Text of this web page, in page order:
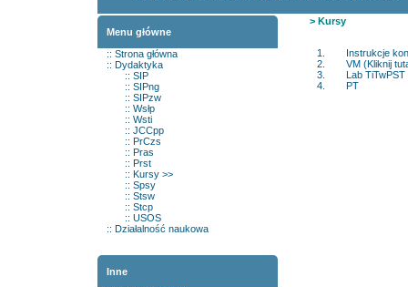
Menu główne
:: Strona główna
:: Dydaktyka
:: SIP
:: SIPng
:: SIPzw
:: Wsłp
:: Wsti
:: JCCpp
:: PrCzs
:: Pras
:: Prst
:: Kursy >>
:: Spsy
:: Stsw
:: Stcp
:: USOS
:: Działalność naukowa
Inne
> Kursy
Instrukcje
VM (Kliknij
Lab TiTwPST
PT